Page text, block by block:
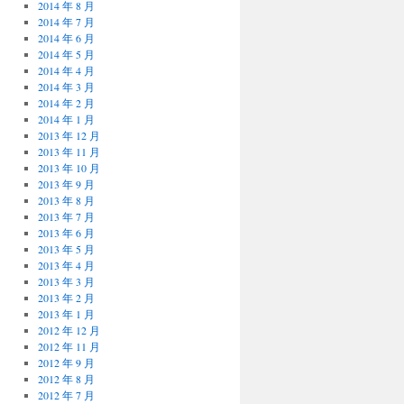
2014 年 8 月
2014 年 7 月
2014 年 6 月
2014 年 5 月
2014 年 4 月
2014 年 3 月
2014 年 2 月
2014 年 1 月
2013 年 12 月
2013 年 11 月
2013 年 10 月
2013 年 9 月
2013 年 8 月
2013 年 7 月
2013 年 6 月
2013 年 5 月
2013 年 4 月
2013 年 3 月
2013 年 2 月
2013 年 1 月
2012 年 12 月
2012 年 11 月
2012 年 9 月
2012 年 8 月
2012 年 7 月